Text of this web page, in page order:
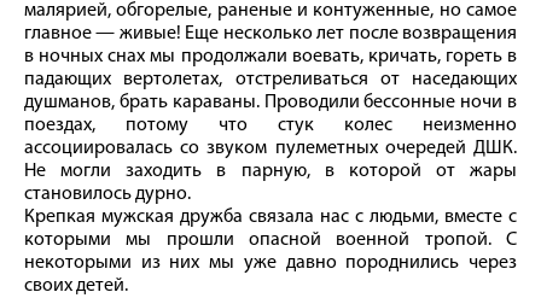
малярией, обгорелые, раненые и контуженные, но самое
главное — живые! Еще несколько лет после возвращения
в ночных снах мы продолжали воевать, кричать, гореть в
падающих вертолетах, отстреливаться от наседающих
душманов, брать караваны. Проводили бессонные ночи в
поездах, потому что стук колес неизменно
ассоциировалась со звуком пулеметных очередей ДШК.
Не могли заходить в парную, в которой от жары
становилось дурно.
Крепкая мужская дружба связала нас с людьми, вместе с
которыми мы прошли опасной военной тропой. С
некоторыми из них мы уже давно породнились через
своих детей.